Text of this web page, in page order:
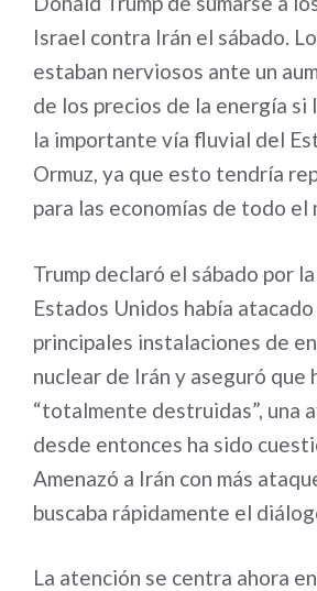
Israel contra Irán el sábado.
estaban nerviosos ante un
de los precios de la energía si
la importante vía fluvial del
Ormuz, ya que esto tendría
para las economías de todo el
Trump declaró el sábado por
Estados Unidos había
principales instalaciones de
nuclear de Irán y aseguró que
“totalmente destruidas”, una
desde entonces ha sido
Amenazó a Irán con más
buscaba rápidamente el
La atención se centra ahora